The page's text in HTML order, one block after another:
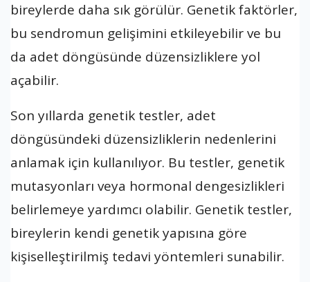
bireylerde daha sık görülür. Genetik faktörler,
bu sendromun gelişimini etkileyebilir ve bu
da adet döngüsünde düzensizliklere yol
açabilir.
Son yıllarda genetik testler, adet
döngüsündeki düzensizliklerin nedenlerini
anlamak için kullanılıyor. Bu testler, genetik
mutasyonları veya hormonal dengesizlikleri
belirlemeye yardımcı olabilir. Genetik testler,
bireylerin kendi genetik yapısına göre
kişiselleştirilmiş tedavi yöntemleri sunabilir.